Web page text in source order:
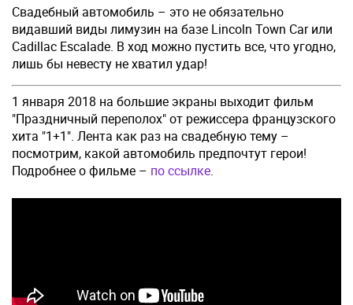
Свадебный автомобиль – это не обязательно
видавший виды лимузин на базе Lincoln Town Car или
Cadillac Escalade. В ход можно пустить все, что угодно,
лишь бы невесту не хватил удар!
1 января 2018 на большие экраны выходит фильм
"Праздничный переполох" от режиссера французского
хита "1+1". Лента как раз на свадебную тему –
посмотрим, какой автомобиль предпочтут герои!
Подробнее о фильме – по ссылке.